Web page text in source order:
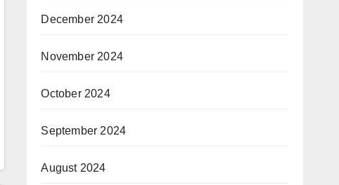
December 2024
November 2024
October 2024
September 2024
August 2024